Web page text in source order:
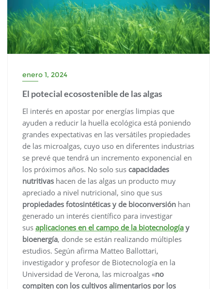
enero 1, 2024
El potecial ecosostenible de las algas
El interés en apostar por energías limpias que
ayuden a reducir la huella ecológica está poniendo
grandes expectativas en las versátiles propiedades
de las microalgas, cuyo uso en diferentes industrias
se prevé que tendrá un incremento exponencial en
los próximos años. No solo sus capacidades
nutritivas hacen de las algas un producto muy
apreciado a nivel nutricional, sino que sus
propiedades fotosintéticas y de bioconversión han
generado un interés científico para investigar
sus aplicaciones en el campo de la biotecnología y
bioenergía, donde se están realizando múltiples
estudios. Según afirma Matteo Ballottari,
investigador y profesor de Biotecnología en la
Universidad de Verona, las microalgas «no
compiten con los cultivos alimentarios por los